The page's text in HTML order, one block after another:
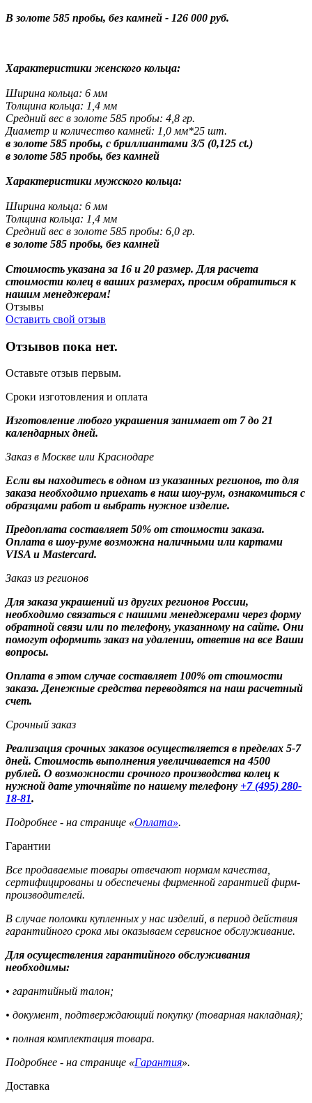
В золоте 585 пробы, без камней - 126 000 руб.
Характеристики женского кольца:
Ширина кольца: 6 мм
Толщина кольца: 1,4 мм
Средний вес в золоте 585 пробы: 4,8 гр.
Диаметр и количество камней: 1,0 мм*25 шт.
в золоте 585 пробы, с бриллиантами 3/5 (0,125 ct.)
в золоте 585 пробы, без камней
Характеристики мужского кольца:
Ширина кольца: 6 мм
Толщина кольца: 1,4 мм
Средний вес в золоте 585 пробы: 6,0 гр.
в золоте 585 пробы, без камней
Стоимость указана за 16 и 20 размер. Для расчета
стоимости колец в ваших размерах, просим обратиться к
нашим менеджерам!
Отзывы
Оставить свой отзыв
Отзывов пока нет.
Оставьте отзыв первым.
Сроки изготовления и оплата
Изготовление любого украшения занимает от 7 до 21
календарных дней.
Заказ в Москве или Краснодаре
Если вы находитесь в одном из указанных регионов, то для
заказа необходимо приехать в наш шоу-рум, ознакомиться с
образцами работ и выбрать нужное изделие.
Предоплата составляет 50% от стоимости заказа.
Оплата в шоу-руме возможна наличными или картами
VISA и Mastercard.
Заказ из регионов
Для заказа украшений из других регионов России,
необходимо связаться с нашими менеджерами через форму
обратной связи или по телефону, указанному на сайте. Они
помогут оформить заказ на удалении, ответив на все Ваши
вопросы.
Оплата в этом случае составляет 100% от стоимости
заказа. Денежные средства переводятся на наш расчетный
счет.
Срочный заказ
Реализация срочных заказов осуществляется в пределах 5-7
дней. Стоимость выполнения увеличивается на 4500
рублей. О возможности срочного производства колец к
нужной дате уточняйте по нашему телефону +7 (495) 280-
18-81.
Подробнее - на странице «Оплата».
Гарантии
Все продаваемые товары отвечают нормам качества,
сертифицированы и обеспечены фирменной гарантией фирм-
производителей.
В случае поломки купленных у нас изделий, в период действия
гарантийного срока мы оказываем сервисное обслуживание.
Для осуществления гарантийного обслуживания
необходимы:
• гарантийный талон;
• документ, подтверждающий покупку (товарная накладная);
• полная комплектация товара.
Подробнее - на странице «Гарантия».
Доставка